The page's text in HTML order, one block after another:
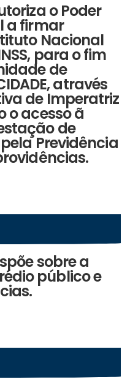
o Poder
a firmar
Nacional
para o fim
de
através
de Imperatriz
o acesso ã
de
Previdência
sobre a
público e